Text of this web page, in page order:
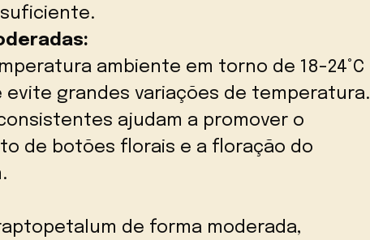
ambiente em torno de 18-24°C
evite grandes variações de temperatura.
ajudam a promover o
de botões florais e a floração do
de forma moderada,